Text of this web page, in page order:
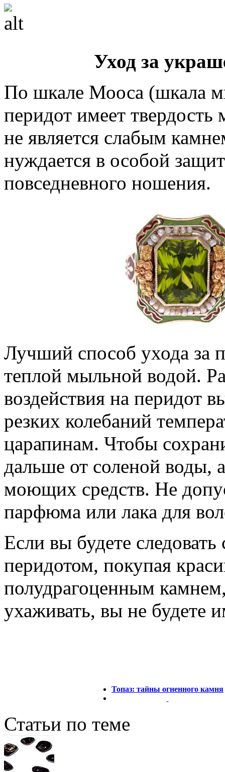
Уход за
По шкале Мооса (шкала
перидот имеет
не является слабым
нуждается в особой
повседневного ношения.
Лучший способ ухода за
теплой мыльной водой.
воздействия на перидот
резких колебаний
царапинам. Чтобы
дальше от соленой воды,
моющих средств. Не
парфюма или лака для
Если вы будете
перидотом, покупая
полудрагоценным
ухаживать, вы не будете
Топаз: тайны огненного камня
Статьи по теме